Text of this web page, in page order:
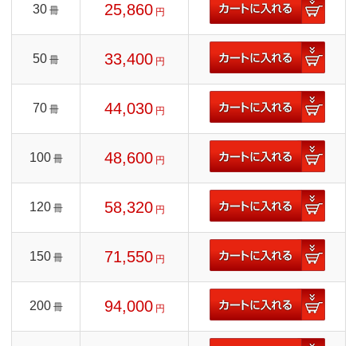
30 冊 25,860 円
50 冊 33,400 円
70 冊 44,030 円
100 冊 48,600 円
120 冊 58,320 円
150 冊 71,550 円
200 冊 94,000 円